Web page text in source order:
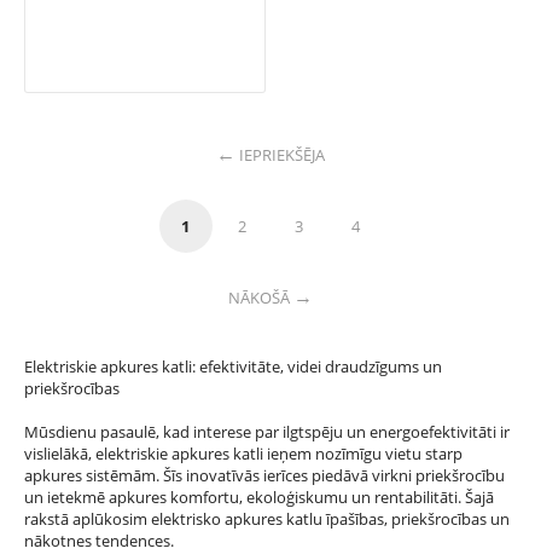
IEPRIEKŠĒJA
1 2 3 4
NĀKOŠĀ
Elektriskie apkures katli: efektivitāte, videi draudzīgums un
priekšrocības
Mūsdienu pasaulē, kad interese par ilgtspēju un energoefektivitāti ir
vislielākā, elektriskie apkures katli ieņem nozīmīgu vietu starp
apkures sistēmām. Šīs inovatīvās ierīces piedāvā virkni priekšrocību
un ietekmē apkures komfortu, ekoloģiskumu un rentabilitāti. Šajā
rakstā aplūkosim elektrisko apkures katlu īpašības, priekšrocības un
nākotnes tendences.